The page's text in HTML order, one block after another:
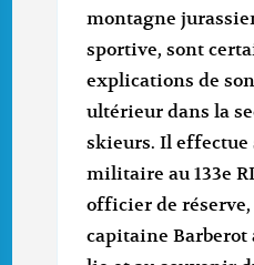
montagne
sportive, sont
explications de
ultérieur dans la
skieurs. Il effectue
militaire au 133e
officier de
capitaine Barberot